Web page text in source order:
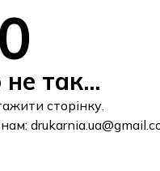
так...
сторінку.